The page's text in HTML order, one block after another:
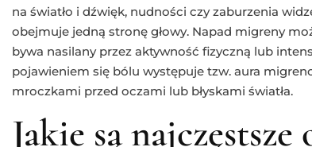
na światło i dźwięk, nudności czy zaburzenia
obejmuje jedną stronę głowy. Napad migreny
bywa nasilany przez aktywność fizyczną lub
pojawieniem się bólu występuje tzw. aura
mroczkami przed oczami lub błyskami światła.
Jakie są